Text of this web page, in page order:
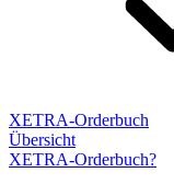
XETRA-Orderbuch
Übersicht
XETRA-Orderbuch?